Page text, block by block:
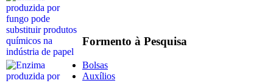
Formento à Pesquisa
Bolsas
Auxílios